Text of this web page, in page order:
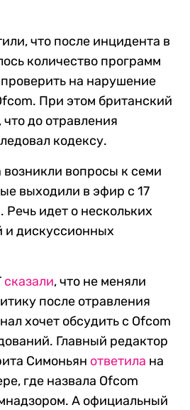
что после инцидента в
количество программ
на нарушение
При этом британский
что до отравления
кодексу.
возникли вопросы к семи
выходили в эфир с 17
Речь идет о нескольких
и дискуссионных
сказали, что не меняли
после отравления
хочет обсудить с Ofcom
Главный редактор
Симоньян ответила на
где назвала Ofcom
А официальный